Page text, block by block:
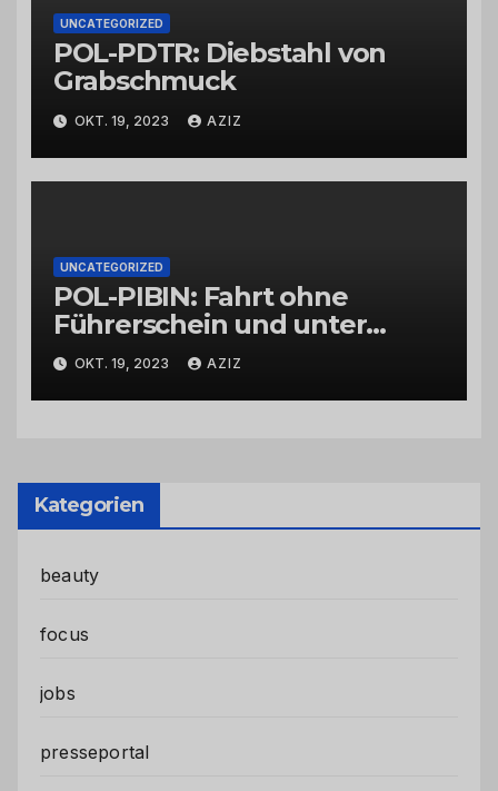
UNCATEGORIZED
POL-PDTR: Diebstahl von
Grabschmuck
OKT. 19, 2023 AZIZ
UNCATEGORIZED
POL-PIBIN: Fahrt ohne
Führerschein und unter
Einfluss von Drogen
OKT. 19, 2023 AZIZ
Kategorien
beauty
focus
jobs
presseportal